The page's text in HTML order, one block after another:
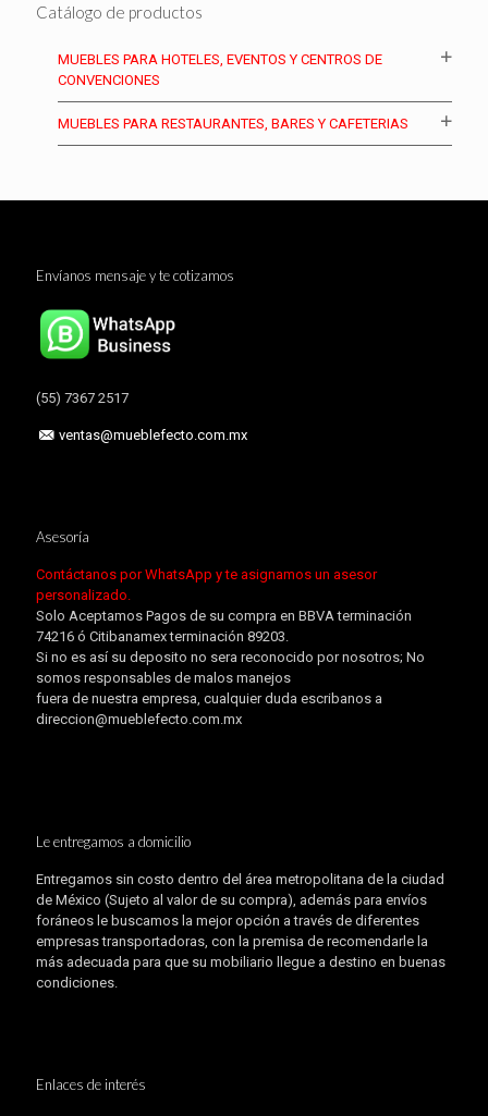
Catálogo de productos
MUEBLES PARA HOTELES, EVENTOS Y CENTROS DE
CONVENCIONES
MUEBLES PARA RESTAURANTES, BARES Y CAFETERIAS
Envíanos mensaje y te cotizamos
(55) 7367 2517
ventas@mueblefecto.com.mx
Asesoría
Contáctanos por WhatsApp y te asignamos un asesor
personalizado.
Solo Aceptamos Pagos de su compra en BBVA terminación
74216 ó Citibanamex terminación 89203.
Si no es así su deposito no sera reconocido por nosotros; No
somos responsables de malos manejos
fuera de nuestra empresa, cualquier duda escribanos a
direccion@mueblefecto.com.mx
Le entregamos a domicilio
Entregamos sin costo dentro del área metropolitana de la ciudad
de México (Sujeto al valor de su compra), además para envíos
foráneos le buscamos la mejor opción a través de diferentes
empresas transportadoras, con la premisa de recomendarle la
más adecuada para que su mobiliario llegue a destino en buenas
condiciones.
Enlaces de interés